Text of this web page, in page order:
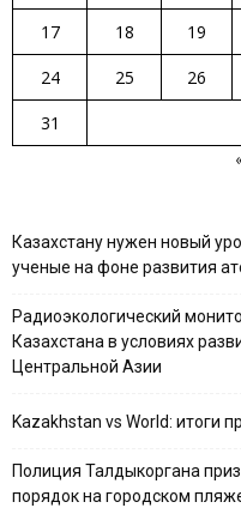
17
18 19
24
25 26
31
Казахстану нужен новый
ученые на фоне развития
Радиоэкологический
Казахстана в условиях
Центральной Азии
Kazakhstan vs World: итоги
Полиция Талдыкоргана
порядок на городском